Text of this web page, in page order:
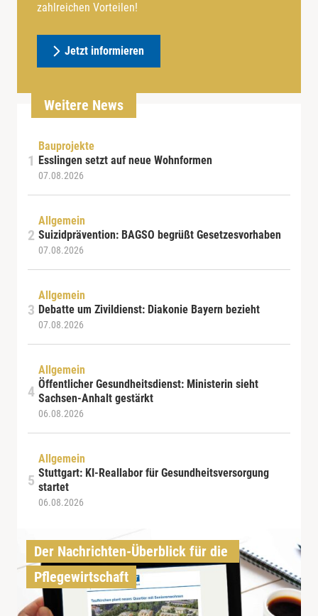
zahlreichen Vorteilen!
Jetzt informieren
Weitere News
Bauprojekte
Esslingen setzt auf neue Wohnformen
07.08.2026
Allgemein
Suizidprävention: BAGSO begrüßt Gesetzesvorhaben
07.08.2026
Allgemein
Debatte um Zivildienst: Diakonie Bayern bezieht
07.08.2026
Allgemein
Öffentlicher Gesundheitsdienst: Ministerin sieht
Sachsen-Anhalt gestärkt
06.08.2026
Allgemein
Stuttgart: KI-Reallabor für Gesundheitsversorgung
startet
06.08.2026
Der Nachrichten-Überblick für die
Pflegewirtschaft